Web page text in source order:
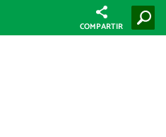
COMPARTIR